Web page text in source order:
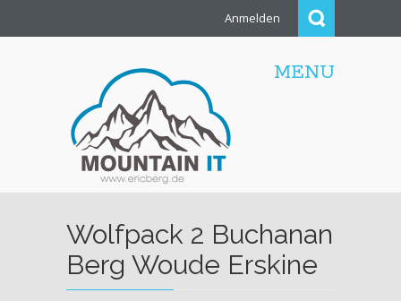
Anmelden
MENU
Wolfpack 2 Buchanan
Berg Woude Erskine